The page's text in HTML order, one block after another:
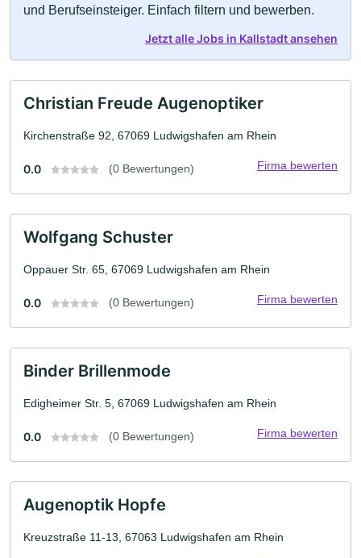
und Berufseinsteiger. Einfach filtern und bewerben.
Jetzt alle Jobs in Kallstadt ansehen
Christian Freude Augenoptiker
Kirchenstraße 92, 67069 Ludwigshafen am Rhein
0.0 (0 Bewertungen) Firma bewerten
Wolfgang Schuster
Oppauer Str. 65, 67069 Ludwigshafen am Rhein
0.0 (0 Bewertungen) Firma bewerten
Binder Brillenmode
Edigheimer Str. 5, 67069 Ludwigshafen am Rhein
0.0 (0 Bewertungen) Firma bewerten
Augenoptik Hopfe
Kreuzstraße 11-13, 67063 Ludwigshafen am Rhein